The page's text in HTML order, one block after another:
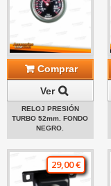
Comprar
Ver
RELOJ PRESIÓN
TURBO 52mm. FONDO
NEGRO.
29,00 €